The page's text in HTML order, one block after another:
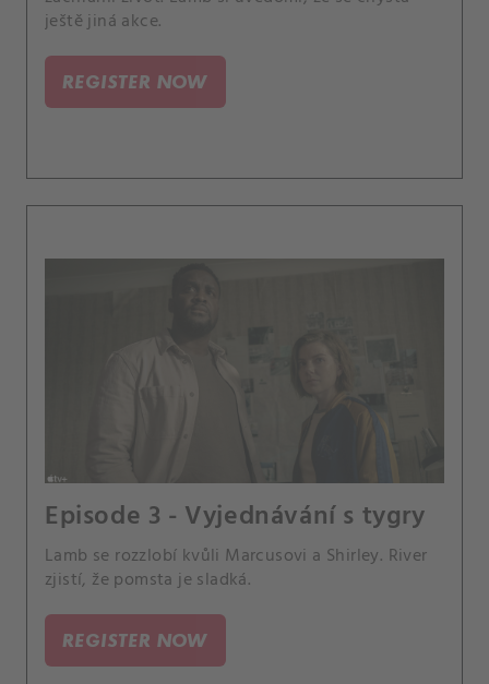
ještě jiná akce.
REGISTER NOW
Episode 3 - Vyjednávání s tygry
Lamb se rozzlobí kvůli Marcusovi a Shirley. River
zjistí, že pomsta je sladká.
REGISTER NOW